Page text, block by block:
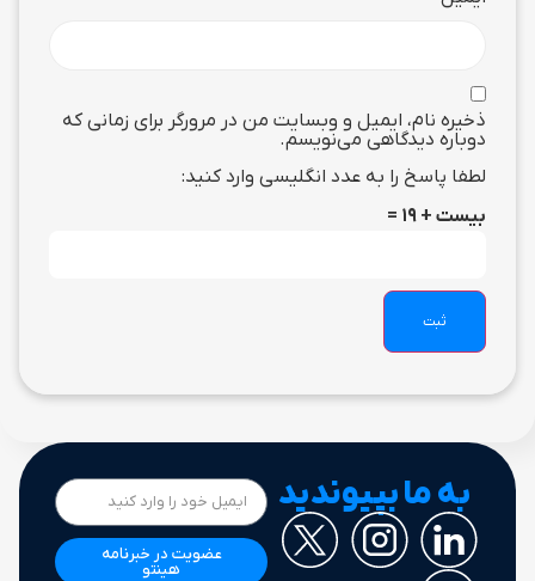
ذخیره نام، ایمیل و وبسایت من در مرورگر برای زمانی که
دوباره دیدگاهی می‌نویسم.
لطفا پاسخ را به عدد انگلیسی وارد کنید:
بیست + 19 =
به ما بپیوندید
عضویت در خبرنامه
هینتو